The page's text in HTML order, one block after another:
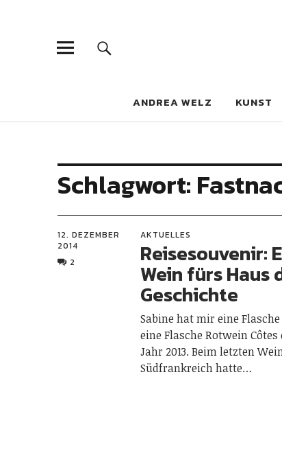
ANDREA WELZ KUNST
Schlagwort:
12. DEZEMBER
2014
2
AKTUELLES
Reisesouvenir:
Wein fürs Haus
Geschichte
Sabine hat mir eine
eine Flasche Rotwein
Jahr 2013. Beim letzten
Südfrankreich hatte…